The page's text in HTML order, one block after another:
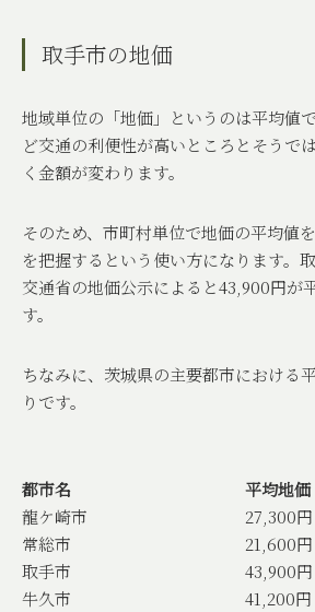
取手市の地価
地域単位の「地価」というのは平均値
ど交通の利便性が高いところとそうで
く金額が変わります。
そのため、市町村単位で地価の平均値
を把握するという使い方になります。
交通省の地価公示によると43,900円が
す。
ちなみに、茨城県の主要都市における
りです。
都市名
平均地価
龍ケ崎市
27,300円
常総市
21,600円
取手市
43,900円
牛久市
41,200円